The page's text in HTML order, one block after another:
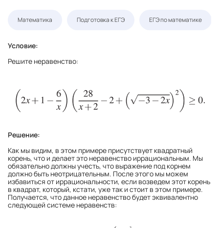
Математика Подготовка к ЕГЭ ЕГЭ по математике
Условие:
Решите неравенство:
Решение:
Как мы видим, в этом примере присутствует квадратный
корень, что и делает это неравенство иррациональным. Мы
обязательно должны учесть, что выражение под корнем
должно быть неотрицательным. После этого мы можем
избавиться от иррациональности, если возведем этот корень
в квадрат, который, кстати, уже так и стоит в этом примере.
Получается, что данное неравенство будет эквивалентно
следующей системе неравенств: